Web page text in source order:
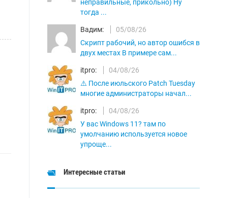
неправильные, прикольно) Ну
тогда ...
Вадим:
05/08/26
Скрипт рабочий, но автор ошибся в
двух местах В примере сам...
itpro:
04/08/26
⚠️ После июльского Patch Tuesday
многие администраторы начал...
itpro:
04/08/26
У вас Windows 11? там по
умолчанию используется новое
упроще...
Интересные статьи